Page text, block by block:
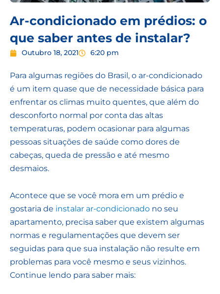
Ar-condicionado em prédios: o
que saber antes de instalar?
Outubro 18, 2021 6:20 pm
Para algumas regiões do Brasil, o ar-condicionado
é um item quase que de necessidade básica para
enfrentar os climas muito quentes, que além do
desconforto normal por conta das altas
temperaturas, podem ocasionar para algumas
pessoas situações de saúde como dores de
cabeças, queda de pressão e até mesmo
desmaios.
Acontece que se você mora em um prédio e
gostaria de instalar ar-condicionado no seu
apartamento, precisa saber que existem algumas
normas e regulamentações que devem ser
seguidas para que sua instalação não resulte em
problemas para você mesmo e seus vizinhos.
Continue lendo para saber mais: